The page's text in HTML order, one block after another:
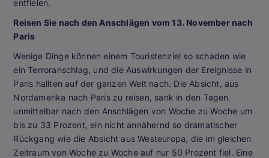
entfielen.
Reisen Sie nach den Anschlägen vom 13. November nach
Paris
Wenige Dinge können einem Touristenziel so schaden wie
ein Terroranschlag, und die Auswirkungen der Ereignisse in
Paris hallten auf der ganzen Welt nach. Die Absicht, aus
Nordamerika nach Paris zu reisen, sank in den Tagen
unmittelbar nach den Anschlägen von Woche zu Woche um
bis zu 33 Prozent, ein nicht annähernd so dramatischer
Rückgang wie die Absicht aus Westeuropa, die im gleichen
Zeitraum von Woche zu Woche auf nur 50 Prozent fiel. Eine